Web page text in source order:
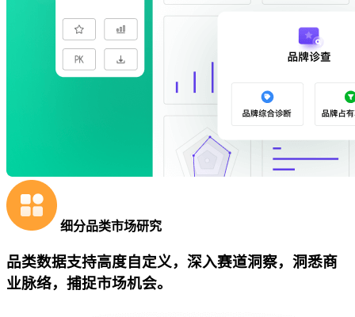
细分品类市场研究
品类数据支持高度自定义，深入赛道洞察，洞悉商
业脉络，捕捉市场机会。